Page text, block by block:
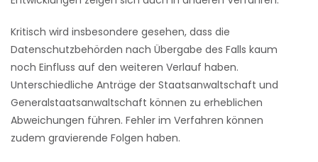
Kritisch wird insbesondere gesehen, dass die
Datenschutzbehörden nach Übergabe des Falls kaum
noch Einfluss auf den weiteren Verlauf haben.
Unterschiedliche Anträge der Staatsanwaltschaft und
Generalstaatsanwaltschaft können zu erheblichen
Abweichungen führen. Fehler im Verfahren können
zudem gravierende Folgen haben.